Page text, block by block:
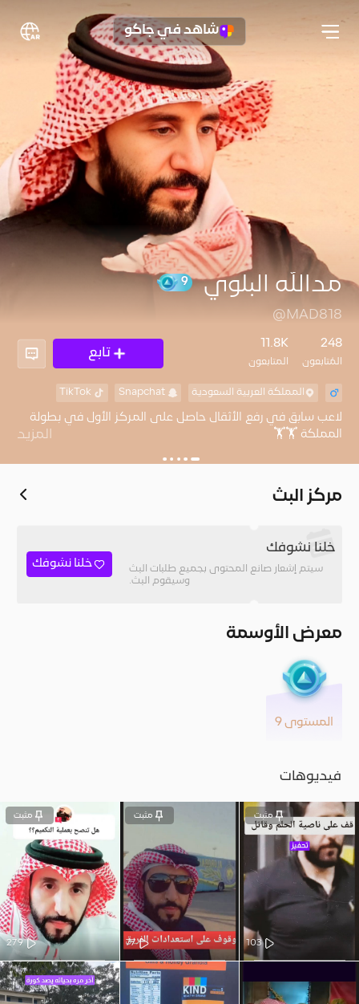
شاهد في جاكو
مدالله البلوي
@MAD818
248
المُتابعون
11.8K
المتابعون
تابع
المملكة العربية السعودية Snapchat
لاعب سابق في رفع الأثقال حاصل على المركز الأول في بطولة
المزيد
مركز البث
خلنا نشوفك
سيتم إشعار صانع المحتوى بجميع طلبات البث
وسيقوم البث.
خلنا نشوفك
معرض الأوسمة
المستوى 9
فيديوهات
103
مثبت
77
مثبت
279
مثبت